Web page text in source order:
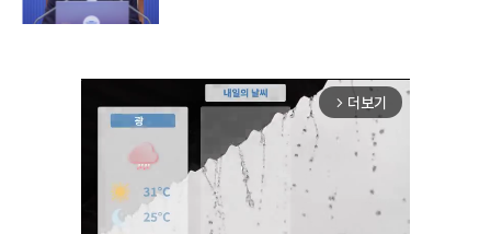
arrow_forward_ios 더보기